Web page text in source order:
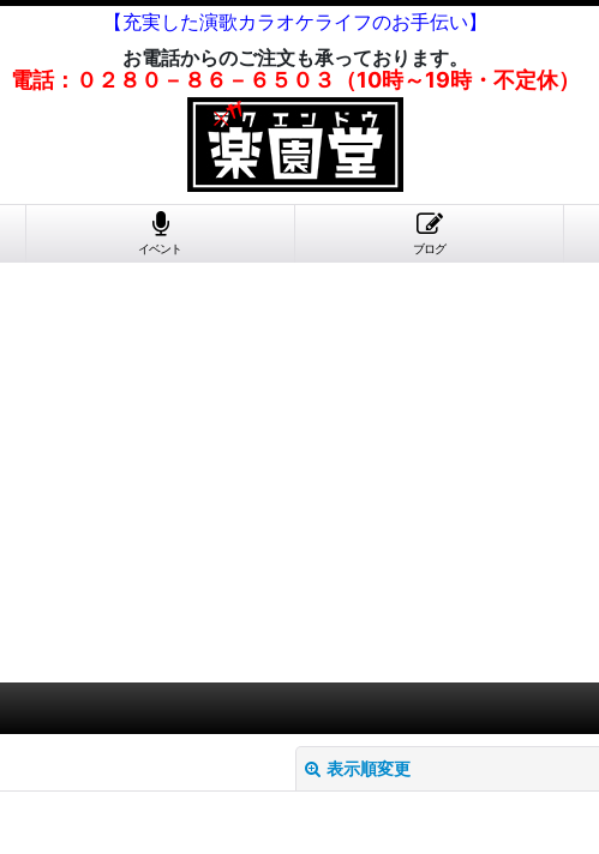
【充実した演歌カラオケライフのお手伝い】
お電話からのご注文も承っております。
電話：０２８０－８６－６５０３（10時～19時・不定休）
イベント ブログ
表示順変更